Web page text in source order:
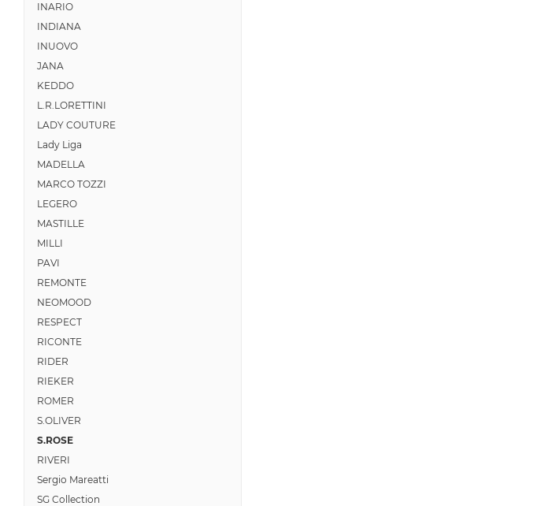
INARIO
INDIANA
INUOVO
JANA
KEDDO
L.R.LORETTINI
LADY COUTURE
Lady Liga
MADELLA
MARCO TOZZI
LEGERO
MASTILLE
MILLI
PAVI
REMONTE
NEOMOOD
RESPECT
RICONTE
RIDER
RIEKER
ROMER
S.OLIVER
S.ROSE
RIVERI
Sergio Mareatti
SG Collection